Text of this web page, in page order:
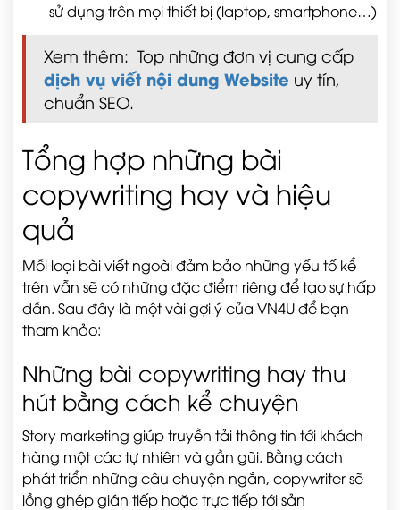
sử dụng trên mọi thiết bị (laptop, smartphone…)
Xem thêm: Top những đơn vị cung cấp
dịch vụ viết nội dung Website uy tín,
chuẩn SEO.
Tổng hợp những bài
copywriting hay và hiệu
quả
Mỗi loại bài viết ngoài đảm bảo những yếu tố kể
trên vẫn sẽ có những đặc điểm riêng để tạo sự hấp
dẫn. Sau đây là một vài gợi ý của VN4U để bạn
tham khảo:
Những bài copywriting hay thu
hút bằng cách kể chuyện
Story marketing giúp truyền tải thông tin tới khách
hàng một các tự nhiên và gần gũi. Bằng cách
phát triển những câu chuyện ngắn, copywriter sẽ
lồng ghép gián tiếp hoặc trực tiếp tới sản